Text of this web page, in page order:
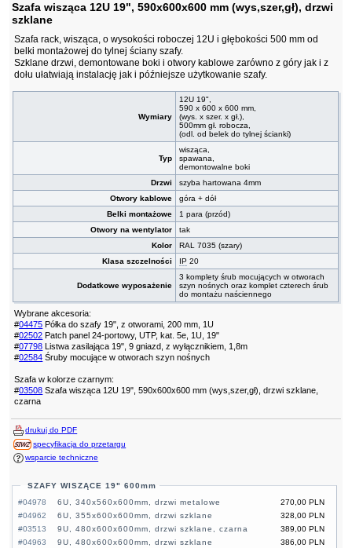
Szafa wisząca 12U 19", 590x600x600 mm (wys,szer,gł), drzwi
szklane
Szafa rack, wisząca, o wysokości roboczej 12U i głębokości 500 mm od
belki montażowej do tylnej ściany szafy.
Szklane drzwi, demontowane boki i otwory kablowe zarówno z góry jak i z
dołu ułatwiają instalację jak i późniejsze użytkowanie szafy.
Wymiary
12U 19",
590 x 600 x 600 mm,
(wys. x szer. x gł.),
500mm gł. robocza,
(odl. od belek do tylnej ścianki)
Typ
wisząca,
spawana,
demontowalne boki
Drzwi
szyba hartowana 4mm
Otwory kablowe
góra + dół
Belki montażowe
1 para (przód)
Otwory na wentylator
tak
Kolor
RAL 7035 (szary)
Klasa szczelności
IP 20
Dodatkowe wyposażenie
3 komplety śrub mocujących w otworach
szyn nośnych oraz komplet czterech śrub
do montażu naściennego
Wybrane akcesoria:
#04475 Półka do szafy 19", z otworami, 200 mm, 1U
#02502 Patch panel 24-portowy, UTP, kat. 5e, 1U, 19"
#07798 Listwa zasilająca 19", 9 gniazd, z wyłącznikiem, 1,8m
#02584 Śruby mocujące w otworach szyn nośnych
Szafa w kolorze czarnym:
#03508 Szafa wisząca 12U 19", 590x600x600 mm (wys,szer,gł), drzwi szklane,
czarna
drukuj do PDF
specyfikacja do przetargu
wsparcie techniczne
SZAFY WISZĄCE 19" 600mm
#04978
270,00 PLN
6U, 340x560x600mm, drzwi metalowe
#04962
328,00 PLN
6U, 355x600x600mm, drzwi szklane
#03513
389,00 PLN
9U, 480x600x600mm, drzwi szklane, czarna
#04963
386,00 PLN
9U, 480x600x600mm, drzwi szklane